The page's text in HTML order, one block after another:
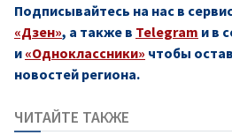
Подписывайтесь на нас в
«Дзен», а также в Telegram и в
и «Одноклассники» чтобы
новостей региона.
ЧИТАЙТЕ ТАКЖЕ